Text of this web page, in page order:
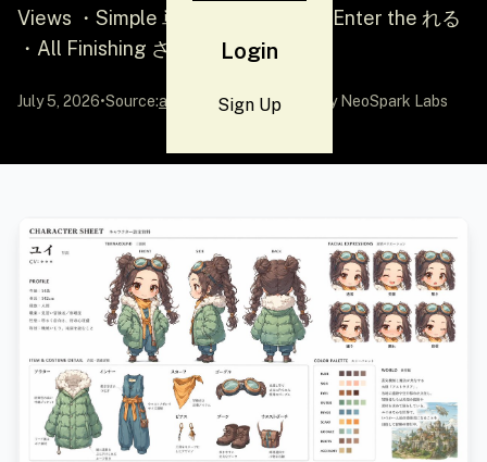
Login
Sign Up
Views ・Simple 単な Description ・Enter the れる
・All Finishing されたレ...
July 5, 2026•Source:awesome-gpt-image-2 by NeoSpark Labs